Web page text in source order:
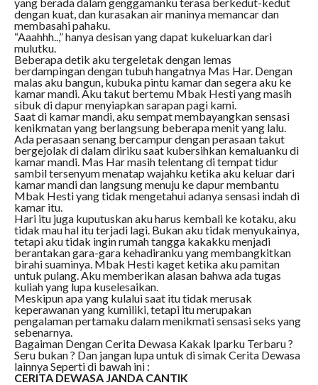
dengan kuat, dan kurasakan air maninya memancar dan
membasahi pahaku.
“Aaahhh..,” hanya desisan yang dapat kukeluarkan dari
mulutku.
Beberapa detik aku tergeletak dengan lemas
berdampingan dengan tubuh hangatnya Mas Har. Dengan
malas aku bangun, kubuka pintu kamar dan segera aku ke
kamar mandi. Aku takut bertemu Mbak Hesti yang masih
sibuk di dapur menyiapkan sarapan pagi kami.
Saat di kamar mandi, aku sempat membayangkan sensasi
kenikmatan yang berlangsung beberapa menit yang lalu.
Ada perasaan senang bercampur dengan perasaan takut
bergejolak di dalam diriku saat kubersihkan kemaluanku di
kamar mandi. Mas Har masih telentang di tempat tidur
sambil tersenyum menatap wajahku ketika aku keluar dari
kamar mandi dan langsung menuju ke dapur membantu
Mbak Hesti yang tidak mengetahui adanya sensasi indah di
kamar itu.
Hari itu juga kuputuskan aku harus kembali ke kotaku, aku
tidak mau hal itu terjadi lagi. Bukan aku tidak menyukainya,
tetapi aku tidak ingin rumah tangga kakakku menjadi
berantakan gara-gara kehadiranku yang membangkitkan
birahi suaminya. Mbak Hesti kaget ketika aku pamitan
untuk pulang. Aku memberikan alasan bahwa ada tugas
kuliah yang lupa kuselesaikan.
Meskipun apa yang kulalui saat itu tidak merusak
keperawanan yang kumiliki, tetapi itu merupakan
pengalaman pertamaku dalam menikmati sensasi seks yang
sebenarnya.
Bagaiman Dengan Cerita Dewasa Kakak Iparku Terbaru ?
Seru bukan ? Dan jangan lupa untuk di simak Cerita Dewasa
lainnya Seperti di bawah ini :
CERITA DEWASA JANDA CANTIK